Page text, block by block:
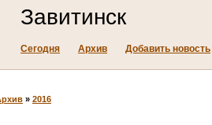
Завитинск
Сегодня Архив Добавить новость
» 2016